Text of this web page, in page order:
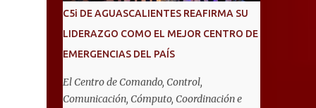
personas mayores de 60 años, como
alzhéimer, entre otros padecimientos.
"Nuestros adultos mayores son el corazón
respeto, cuidado y reconocimiento; por eso,
C5i DE AGUASCALIENTES REAFIRMA SU
LIDERAZGO COMO EL MEJOR CENTRO DE
EMERGENCIAS DEL PAÍS
El Centro de Comando, Control,
Comunicación, Cómputo, Coordinación e